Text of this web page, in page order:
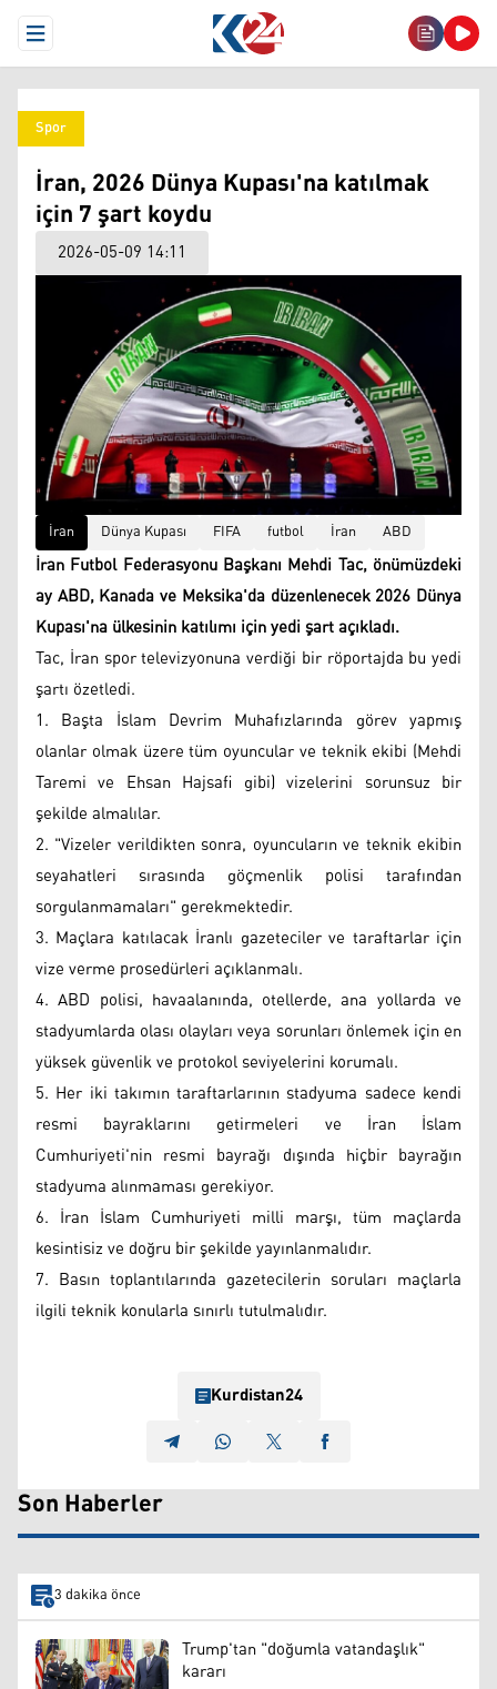
Open Menu
Spor
İran, 2026 Dünya Kupası'na katılmak
için 7 şart koydu
2026-05-09 14:11
İran Dünya Kupası FIFA futbol İran ABD
İran Futbol Federasyonu Başkanı Mehdi Tac, önümüzdeki
ay ABD, Kanada ve Meksika'da düzenlenecek 2026 Dünya
Kupası'na ülkesinin katılımı için yedi şart açıkladı.
Tac, İran spor televizyonuna verdiği bir röportajda bu yedi
şartı özetledi.
1. Başta İslam Devrim Muhafızlarında görev yapmış
olanlar olmak üzere tüm oyuncular ve teknik ekibi (Mehdi
Taremi ve Ehsan Hajsafi gibi) vizelerini sorunsuz bir
şekilde almalılar.
2. "Vizeler verildikten sonra, oyuncuların ve teknik ekibin
seyahatleri sırasında göçmenlik polisi tarafından
sorgulanmamaları" gerekmektedir.
3. Maçlara katılacak İranlı gazeteciler ve taraftarlar için
vize verme prosedürleri açıklanmalı.
4. ABD polisi, havaalanında, otellerde, ana yollarda ve
stadyumlarda olası olayları veya sorunları önlemek için en
yüksek güvenlik ve protokol seviyelerini korumalı.
5. Her iki takımın taraftarlarının stadyuma sadece kendi
resmi bayraklarını getirmeleri ve İran İslam
Cumhuriyeti'nin resmi bayrağı dışında hiçbir bayrağın
stadyuma alınmaması gerekiyor.
6. İran İslam Cumhuriyeti milli marşı, tüm maçlarda
kesintisiz ve doğru bir şekilde yayınlanmalıdır.
7. Basın toplantılarında gazetecilerin soruları maçlarla
ilgili teknik konularla sınırlı tutulmalıdır.
Kurdistan24
Son Haberler
3 dakika önce
Trump'tan "doğumla vatandaşlık"
kararı